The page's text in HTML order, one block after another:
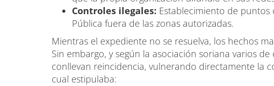
Controles ilegales: Establecimiento de
Pública fuera de las zonas autorizadas.
Mientras el expediente no se resuelva, los hechos
Sin embargo, y según la asociación soriana varios
conllevan reincidencia, vulnerando directamente la
cual estipulaba: